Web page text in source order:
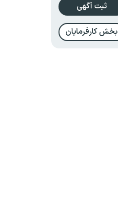
ثبت آگهی
بخش کارفرمایان